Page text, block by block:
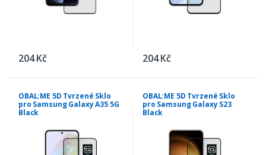
204 Kč 204 Kč
OBAL:ME 5D Tvrzené Sklo
pro Samsung Galaxy A35 5G
Black
OBAL:ME 5D Tvrzené Sklo
pro Samsung Galaxy S23
Black